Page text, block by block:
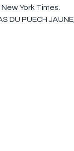
York Times.
DU PUECH JAUNE,